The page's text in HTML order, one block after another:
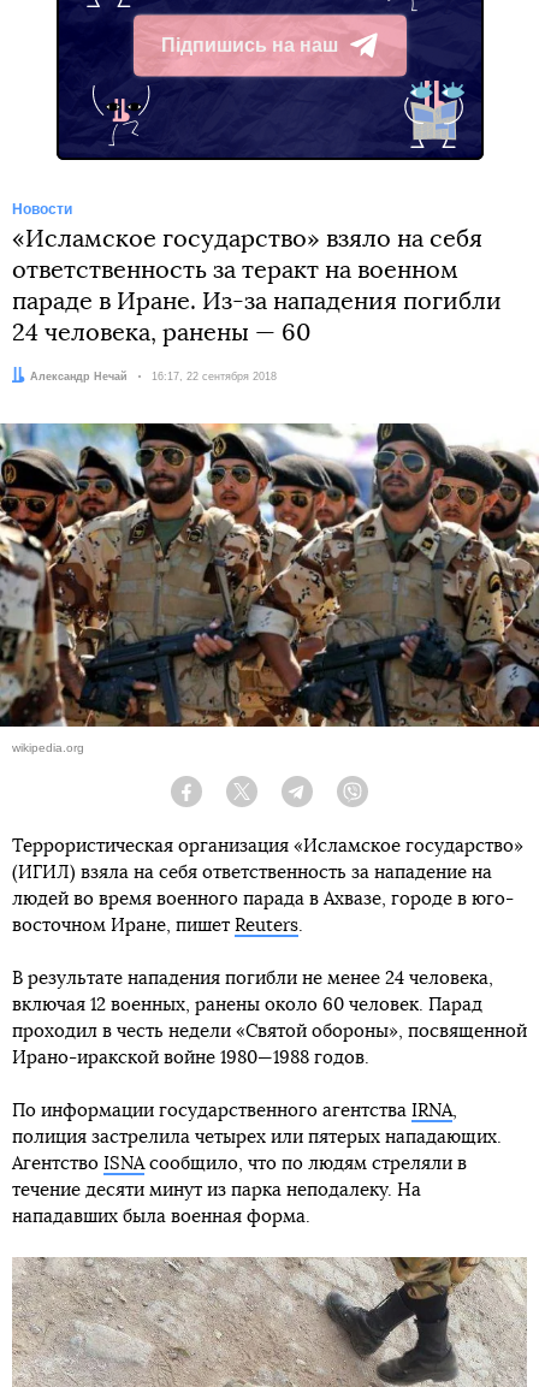
Підпишись на наш
Telegram
Новости
«Исламское государство» взяло на себя
ответственность за теракт на военном
параде в Иране. Из-за нападения погибли
24 человека, ранены — 60
Автор:
Александр Нечай Дата:
16:17, 22 сентября 2018
wikipedia.org
Facebook Twitter Telegram
Террористическая организация «Исламское государство»
(ИГИЛ) взяла на себя ответственность за нападение на
людей во время военного парада в Ахвазе, городе в юго-
восточном Иране, пишет Reuters.
В результате нападения погибли не менее 24 человека,
включая 12 военных, ранены около 60 человек. Парад
проходил в честь недели «Святой обороны», посвященной
Ирано-иракской войне 1980—1988 годов.
По информации государственного агентства IRNA,
полиция застрелила четырех или пятерых нападающих.
Агентство ISNAсообщило, что по людям стреляли в
течение десяти минут из парка неподалеку. На
нападавших была военная форма.